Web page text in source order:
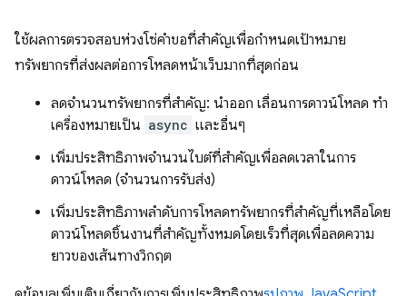
ใช้ผลการตรวจสอบห่วงโซ่คำขอที่สำคัญเพื่อกำหนดเป้าหมาย
ทรัพยากรที่ส่งผลต่อการโหลดหน้าเว็บมากที่สุดก่อน
ลดจำนวนทรัพยากรที่สำคัญ: นำออก เลื่อนการดาวน์โหลด ทำ
เครื่องหมายเป็น async และอื่นๆ
เพิ่มประสิทธิภาพจำนวนไบต์ที่สำคัญเพื่อลดเวลาในการ
ดาวน์โหลด (จำนวนการรับส่ง)
เพิ่มประสิทธิภาพลำดับการโหลดทรัพยากรที่สำคัญที่เหลือโดย
ดาวน์โหลดชิ้นงานที่สำคัญทั้งหมดโดยเร็วที่สุดเพื่อลดความ
ยาวของเส้นทางวิกฤต